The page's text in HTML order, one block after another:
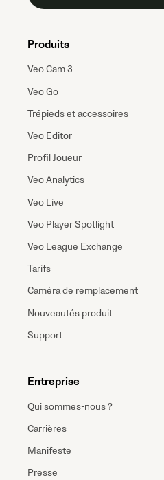
Produits
Veo Cam 3
Veo Go
Trépieds et accessoires
Veo Editor
Profil Joueur
Veo Analytics
Veo Live
Veo Player Spotlight
Veo League Exchange
Tarifs
Caméra de remplacement
Nouveautés produit
Support
Entreprise
Qui sommes-nous ?
Carrières
Manifeste
Presse